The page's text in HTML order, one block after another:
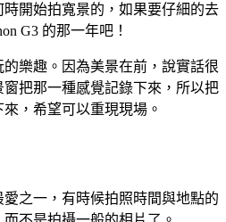
開始拍寬景的，如果要仔細的去
G3 的那一年吧！
樂趣。因為美景在前，說實話很
把那一種感覺記錄下來，所以把
，希望可以重現現場。
之一，有時候拍照時間與地點的